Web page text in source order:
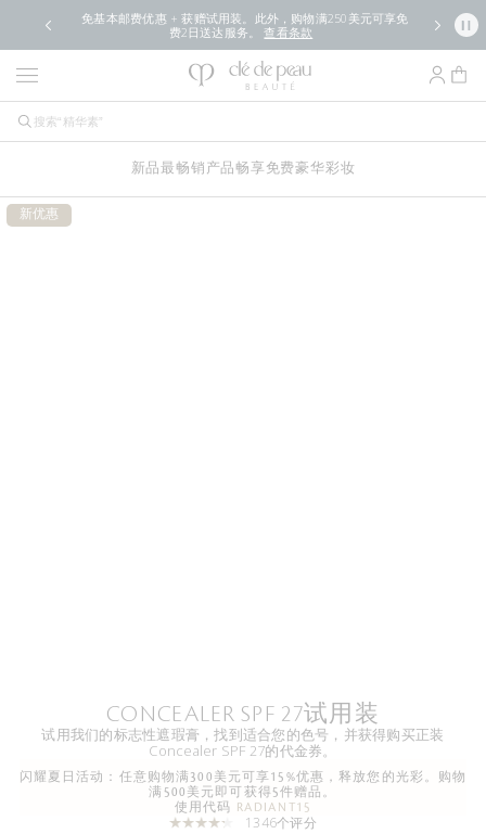
免基本邮费优惠 + 获赠试用装。此外，购物满250美元可享免
费2日送达服务。查看条款
新品最畅销产品畅享免费豪华彩妆
新优惠
CONCEALER SPF 27试用装
试用我们的标志性遮瑕膏，找到适合您的色号，并获得购买正装
Concealer SPF 27的代金券。
闪耀夏日活动：任意购物满300美元可享15%优惠，释放您的光彩。购物
满500美元即可获得5件赠品。
使用代码
RADIANT15
1346个评分